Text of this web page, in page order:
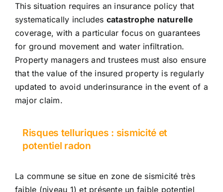
This situation requires an insurance policy that
systematically includes catastrophe naturelle
coverage, with a particular focus on guarantees
for ground movement and water infiltration.
Property managers and trustees must also ensure
that the value of the insured property is regularly
updated to avoid underinsurance in the event of a
major claim.
Risques telluriques : sismicité et
potentiel radon
La commune se situe en zone de sismicité très
faible (niveau 1) et présente un faible potentiel